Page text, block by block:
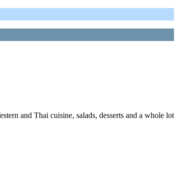
and Thai cuisine, salads, desserts and a whole lot